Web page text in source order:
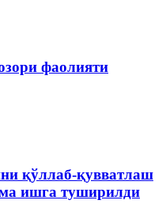
фаолияти
қўллаб-қувватлаш
ишга туширилди